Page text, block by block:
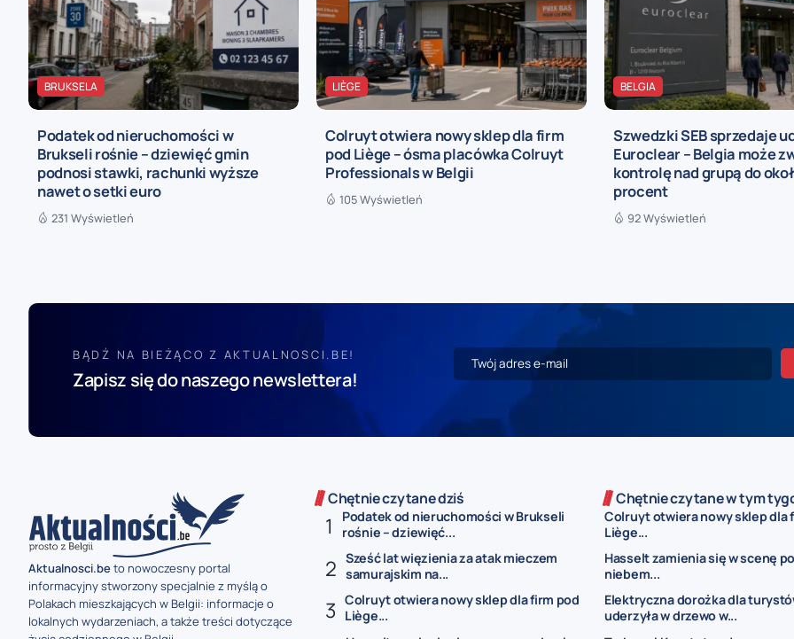
BRUKSELA
Podatek od nieruchomości w
Brukseli rośnie – dziewięć gmin
podnosi stawki, rachunki wyższe
nawet o setki euro
231 Wyświetleń
LIÈGE
Colruyt otwiera nowy sklep dla firm
pod Liège – ósma placówka Colruyt
Professionals w Belgii
105 Wyświetleń
BELGIA
Szwedzki SEB sprzedaje
Euroclear – Belgia może
kontrolę nad grupą do
procent
92 Wyświetleń
BĄDŹ NA BIEŻĄCO Z AKTUALNOSCI.BE!
Zapisz się do naszego newslettera!
Aktualnosci.beto nowoczesny portal
informacyjny stworzony specjalnie z myślą o
Polakach mieszkających w Belgii: informacje o
lokalnych wydarzeniach, a także treści dotyczące
Chętnie czytane dziś
Podatek od nieruchomości w Brukseli
rośnie – dziewięć...
Sześć lat więzienia za atak mieczem
samurajskim na...
Colruyt otwiera nowy sklep dla firm pod
Liège...
Chętnie czytane w tym
Colruyt otwiera nowy sklep dla
Liège...
Hasselt zamienia się w scenę
niebem...
Elektryczna dorożka dla
uderzyła w drzewo w...